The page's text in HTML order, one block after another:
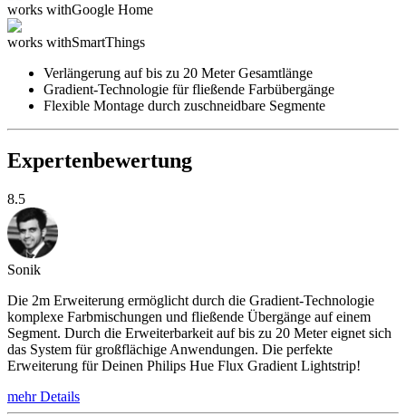
works withGoogle Home
works withSmartThings
Verlängerung auf bis zu 20 Meter Gesamtlänge
Gradient-Technologie für fließende Farbübergänge
Flexible Montage durch zuschneidbare Segmente
Expertenbewertung
8.5
Sonik
Die 2m Erweiterung ermöglicht durch die Gradient-Technologie
komplexe Farbmischungen und fließende Übergänge auf einem
Segment. Durch die Erweiterbarkeit auf bis zu 20 Meter eignet sich
das System für großflächige Anwendungen. Die perfekte
Erweiterung für Deinen Philips Hue Flux Gradient Lightstrip!
mehr Details